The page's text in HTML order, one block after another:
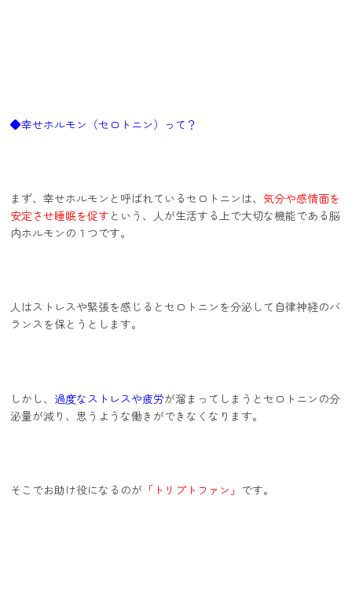
◆幸せホルモン（セロトニン）って？
まず、幸せホルモンと呼ばれているセロトニンは、気分や感情面を
安定させ睡眠を促す という、人が生活する上で大切な機能である脳
内ホルモンの１つです。
人はストレスや緊張を感じるとセロトニンを分泌して自律神経のバ
ランスを保とうとします。
しかし、過度なストレスや疲労が溜まってしまうとセロトニンの分
泌量が減り、思うような働きができなくなります。
そこでお助け役になるのが 「トリプトファン」 です。